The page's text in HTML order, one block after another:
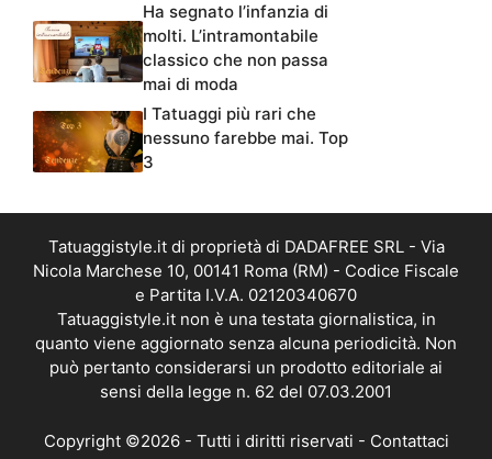
Ha segnato l’infanzia di
molti. L’intramontabile
classico che non passa
mai di moda
I Tatuaggi più rari che
nessuno farebbe mai. Top
3
Tatuaggistyle.it di proprietà di DADAFREE SRL - Via
Nicola Marchese 10, 00141 Roma (RM) - Codice Fiscale
e Partita I.V.A. 02120340670
Tatuaggistyle.it non è una testata giornalistica, in
quanto viene aggiornato senza alcuna periodicità. Non
può pertanto considerarsi un prodotto editoriale ai
sensi della legge n. 62 del 07.03.2001
Copyright ©2026 - Tutti i diritti riservati - Contattaci